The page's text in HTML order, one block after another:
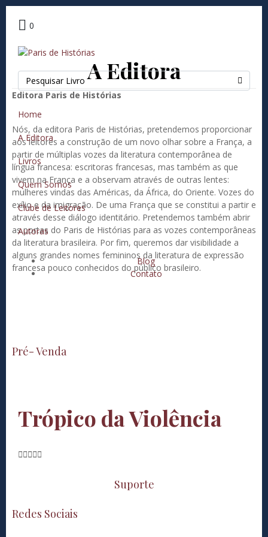
0
Home
A Editora
Livros
Quem Somos
Clube de Leitores
Autoras
Blog
Contato
A Editora
Editora Paris de Histórias
Nós, da editora Paris de Histórias, pretendemos proporcionar
aos leitores a construção de um novo olhar sobre a França, a
partir de múltiplas vozes da literatura contemporânea de
língua francesa: escritoras francesas, mas também as que
vivem na França e a observam através de outras lentes:
mulheres vindas das Américas, da África, do Oriente. Vozes do
exílio e da imigração. De uma França que se constitui a partir e
através desse diálogo identitário. Pretendemos também abrir
as portas do Paris de Histórias para as vozes contemporâneas
da literatura brasileira. Por fim, queremos dar visibilidade a
alguns grandes nomes femininos da literatura de expressão
francesa pouco conhecidos do público brasileiro.
Pré- Venda
Trópico da Violência

Suporte
Redes Sociais